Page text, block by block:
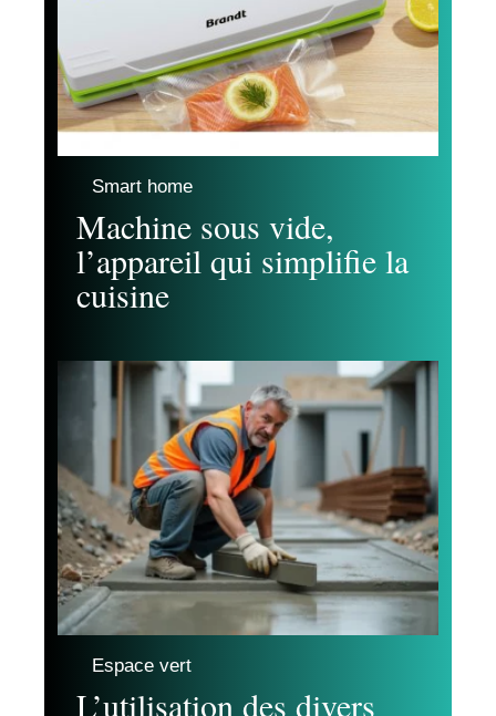
Smart home
Machine sous vide,
l’appareil qui simplifie la
cuisine
Espace vert
L’utilisation des divers